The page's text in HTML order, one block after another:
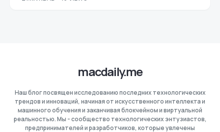
macdaily.me
Наш блог посвящен исследованию последних технологических
трендов и инноваций, начиная от искусственного интеллекта и
машинного обучения и заканчивая блокчейном и виртуальной
реальностью. Мы - сообщество технологических энтузиастов,
предпринимателей и разработчиков, которые увлечены